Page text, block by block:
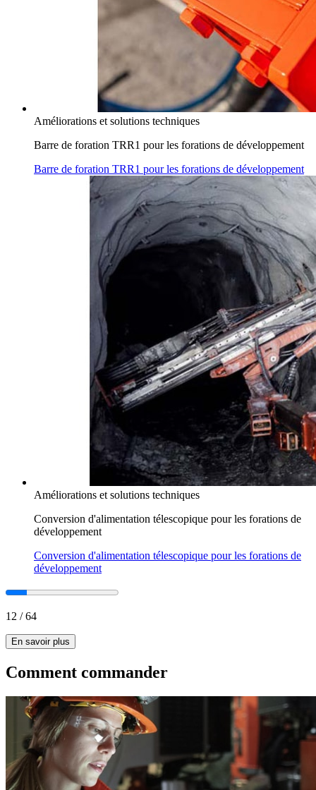
Améliorations et solutions techniques
Barre de foration TRR1 pour les forations de développement
Barre de foration TRR1 pour les forations de développement
Améliorations et solutions techniques
Conversion d'alimentation télescopique pour les forations de
développement
Conversion d'alimentation télescopique pour les forations de
développement
12 /64
En savoir plus
Comment commander